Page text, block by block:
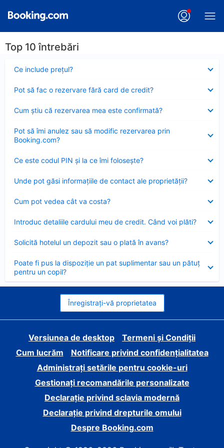
Top 10 întrebări
Ce include preţul?
închis
Pot să fac o rezervare fără card de credit?
închis
Cum ştiu că rezervarea mea este confirmată?
închis
Pot să îmi anulez sau să modific rezervarea prin
Booking.com?
închis
Ce este codul PIN şi la ce îmi foloseşte?
închis
Unde pot găsi informațiile de contact ale proprietății?
închis
Cum pot vedea cât va costa?
închis
Introduc detaliile cardului meu de credit. Când voi plăti?
închis
Solicită hotelul un depozit sau o plată în avans?
închis
Poate fi pus la dispoziție un pat suplimentar sau un pătuț
pentru un copil?
închis
Înregistrați-vă proprietatea
Versiunea de desktop
Termeni și Condiții
Cum lucrăm
Notificare privind confidențialitatea
Administrați setările pentru cookie-uri
Gestionați recomandările personalizate
Declarație privind sclavia modernă
Declarație privind drepturile omului
Despre Booking.com